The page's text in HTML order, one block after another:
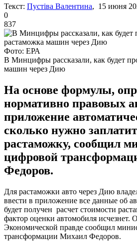
Текст: Пустіва Валентина, 15 июня
0
837
Фото: ЕРА
В Минцифры рассказали, как будет
машин через Дию
На основе формулы,
нормативно правовых
приложение
сколько нужно
растаможку, сообщил
цифровой
Федоров.
Для растаможки авто через Дию
ввести в приложение все данные об
будет получен расчет стоимости
фактор оценки автомобиля исчезнет.
Экономической правде сообщил
трансформации Михаил Федоров.